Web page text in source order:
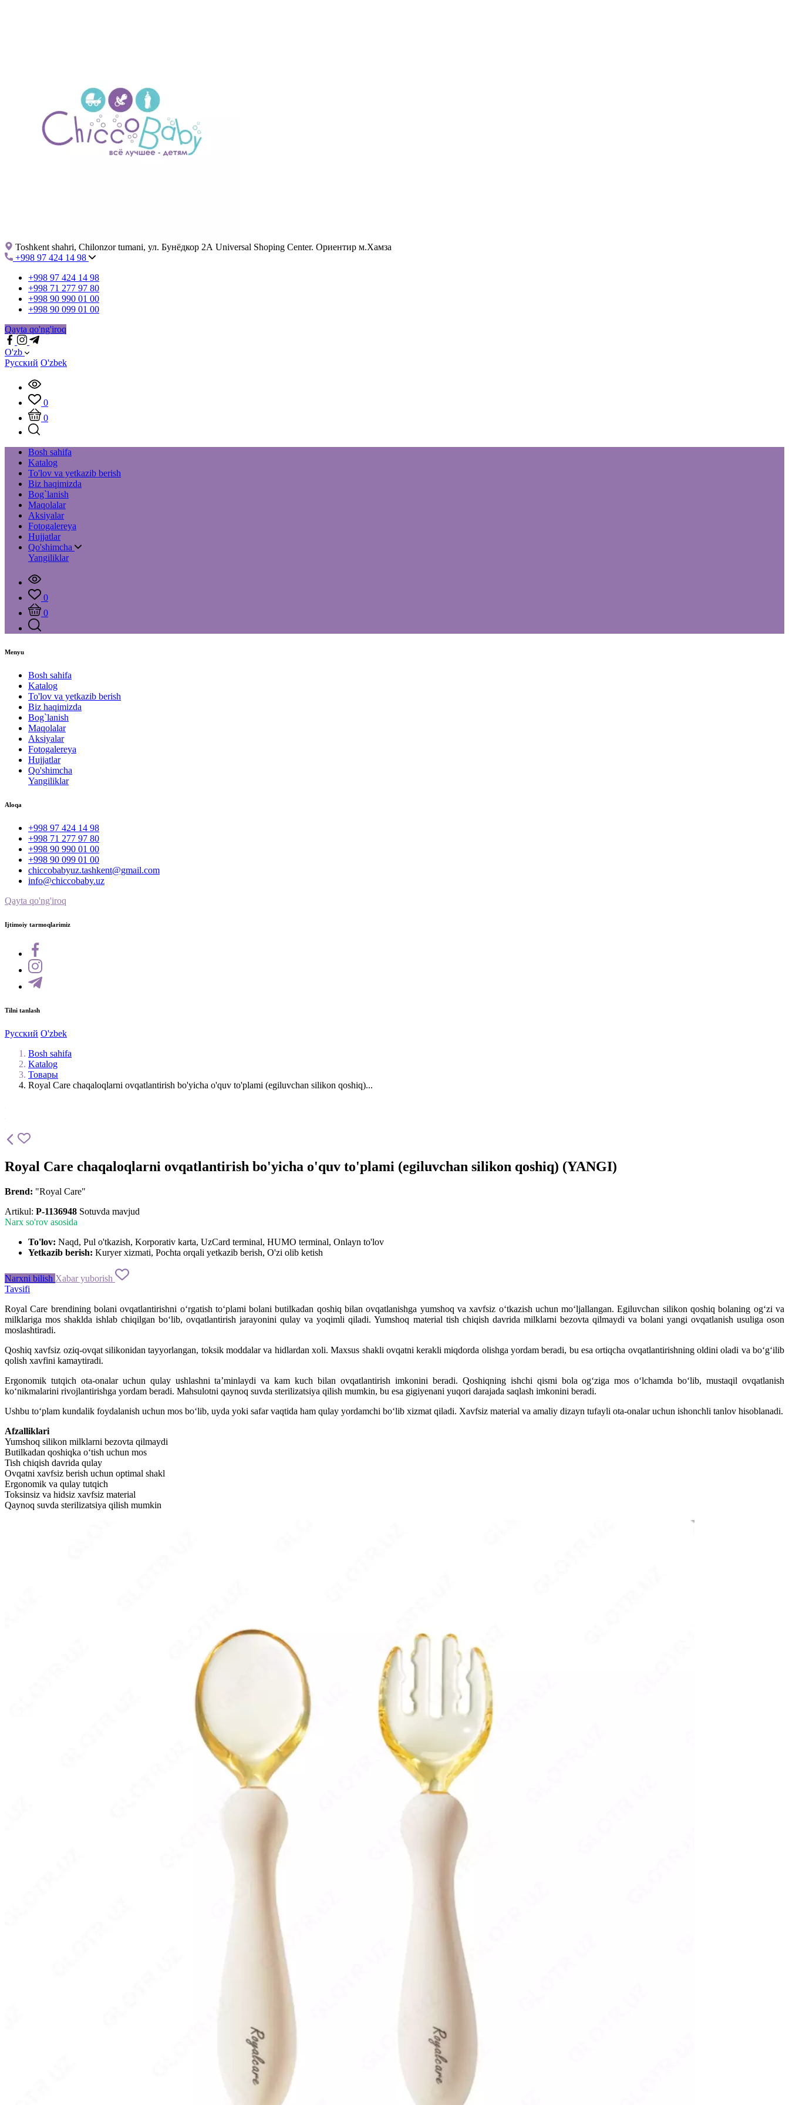
Toshkent shahri, Chilonzor tumani, ул. Бунёдкор 2А Universal Shoping Center. Ориентир м.Хамза
+998 97 424 14 98
+998 97 424 14 98
+998 71 277 97 80
+998 90 990 01 00
+998 90 099 01 00
Qayta qo'ng'iroq
O'zb
Русский O'zbek
0
0
Bosh sahifa
Katalog
To'lov va yetkazib berish
Biz haqimizda
Bog`lanish
Maqolalar
Aksiyalar
Fotogalereya
Hujjatlar
Qo'shimcha
Yangiliklar
0
0
Menyu
Bosh sahifa
Katalog
To'lov va yetkazib berish
Biz haqimizda
Bog`lanish
Maqolalar
Aksiyalar
Fotogalereya
Hujjatlar
Qo'shimcha
Yangiliklar
Aloqa
+998 97 424 14 98
+998 71 277 97 80
+998 90 990 01 00
+998 90 099 01 00
chiccobabyuz.tashkent@gmail.com
info@chiccobaby.uz
Qayta qo'ng'iroq
Ijtimoiy tarmoqlarimiz
Tilni tanlash
Русский O'zbek
Bosh sahifa
Katalog
Товары
Royal Care chaqaloqlarni ovqatlantirish bo'yicha o'quv to'plami (egiluvchan silikon qoshiq)...
Royal Care chaqaloqlarni ovqatlantirish bo'yicha o'quv to'plami (egiluvchan silikon qoshiq) (YANGI)
Brend: "Royal Care"
Artikul: P-1136948 Sotuvda mavjud
Narx so'rov asosida
To'lov: Naqd, Pul o'tkazish, Korporativ karta, UzCard terminal, HUMO terminal, Onlayn to'lov
Yetkazib berish: Kuryer xizmati, Pochta orqali yetkazib berish, O'zi olib ketish
Narxni bilish Xabar yuborish
Tavsifi
Royal Care brendining bolani ovqatlantirishni o‘rgatish to‘plami bolani butilkadan qoshiq bilan ovqatlanishga yumshoq va xavfsiz o‘tkazish uchun mo‘ljallangan. Egiluvchan silikon qoshiq bolaning og‘zi va
milklariga mos shaklda ishlab chiqilgan bo‘lib, ovqatlantirish jarayonini qulay va yoqimli qiladi. Yumshoq material tish chiqish davrida milklarni bezovta qilmaydi va bolani yangi ovqatlanish usuliga oson
moslashtiradi.
Qoshiq xavfsiz oziq-ovqat silikonidan tayyorlangan, toksik moddalar va hidlardan xoli. Maxsus shakli ovqatni kerakli miqdorda olishga yordam beradi, bu esa ortiqcha ovqatlantirishning oldini oladi va bo‘g‘ilib
qolish xavfini kamaytiradi.
Ergonomik tutqich ota-onalar uchun qulay ushlashni ta’minlaydi va kam kuch bilan ovqatlantirish imkonini beradi. Qoshiqning ishchi qismi bola og‘ziga mos o‘lchamda bo‘lib, mustaqil ovqatlanish
ko‘nikmalarini rivojlantirishga yordam beradi. Mahsulotni qaynoq suvda sterilizatsiya qilish mumkin, bu esa gigiyenani yuqori darajada saqlash imkonini beradi.
Ushbu to‘plam kundalik foydalanish uchun mos bo‘lib, uyda yoki safar vaqtida ham qulay yordamchi bo‘lib xizmat qiladi. Xavfsiz material va amaliy dizayn tufayli ota-onalar uchun ishonchli tanlov hisoblanadi.
Afzalliklari
Yumshoq silikon milklarni bezovta qilmaydi
Butilkadan qoshiqka o‘tish uchun mos
Tish chiqish davrida qulay
Ovqatni xavfsiz berish uchun optimal shakl
Ergonomik va qulay tutqich
Toksinsiz va hidsiz xavfsiz material
Qaynoq suvda sterilizatsiya qilish mumkin